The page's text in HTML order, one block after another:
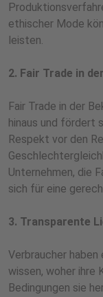
ethischer Mode
leisten.
2. Fair Trade in
Fair Trade in der
hinaus und fördert
Respekt vor den
Unternehmen, die
sich für eine
3. Transparente
Verbraucher
wissen, woher ihre
Bedingungen sie